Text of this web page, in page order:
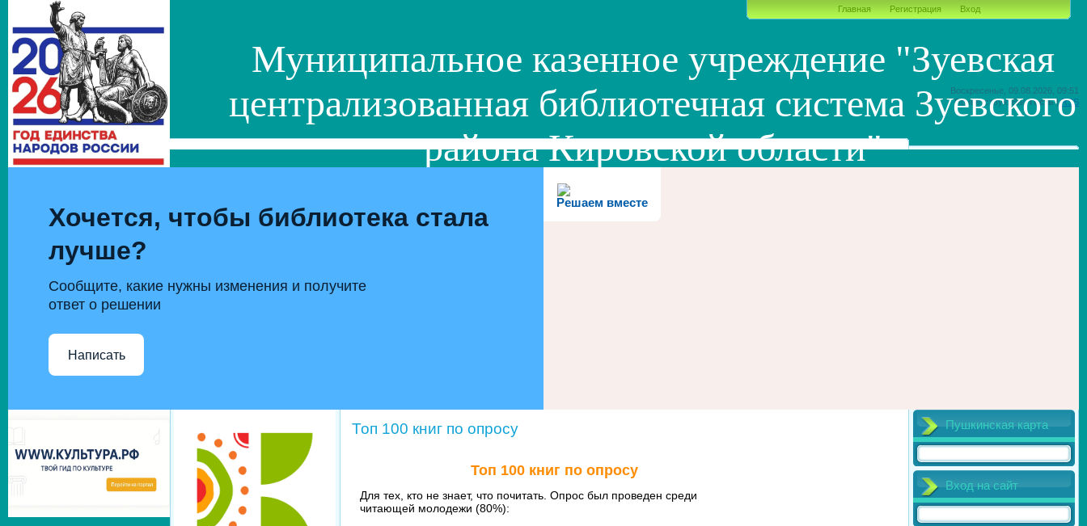
Воскресенье, 09.08.2026, 09:51
Приветствую Вас Гость|RSS
Муниципальное казенное учреждение "Зуевская
централизованная библиотечная система Зуевского
района Кировской области"
Главная Регистрация Вход
Решаем вместе
Хочется, чтобы библиотека стала
лучше?
Сообщите, какие нужны изменения и получите
ответ о решении
Написать
Топ 100 книг по опросу
Топ 100 книг по опросу
Для тех, кто не знает, что почитать. Опрос был проведен среди
читающей молодежи (80%):
Пушкинская карта
Вход на сайт